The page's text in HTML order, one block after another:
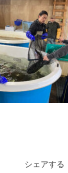
シェアする